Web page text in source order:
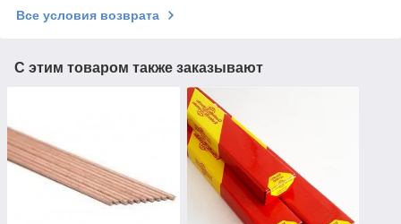
Все условия возврата
С этим товаром также заказывают